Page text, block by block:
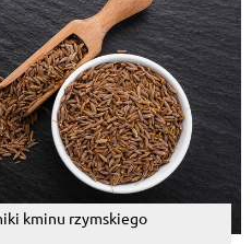
kminu rzymskiego